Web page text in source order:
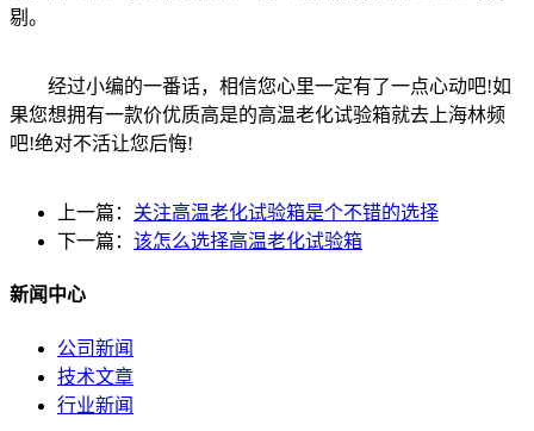
剔。
经过小编的一番话，相信您心里一定有了一点心动吧!如
果您想拥有一款价优质高是的高温老化试验箱就去上海林频
吧!绝对不活让您后悔!
上一篇： 关注高温老化试验箱是个不错的选择
下一篇： 该怎么选择高温老化试验箱
新闻中心
公司新闻
技术文章
行业新闻